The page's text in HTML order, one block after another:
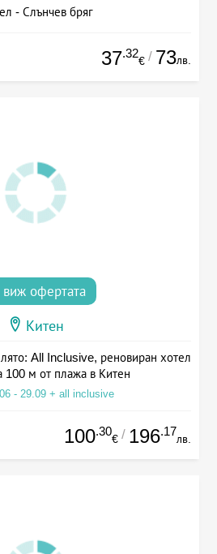
- Слънчев бряг
37.32
€ / 73лв.
виж офертата
Китен
All Inclusive, реновиран хотел
100 м от плажа в Китен
- 29.09 + all inclusive
100.30
€ / 196.17
лв.